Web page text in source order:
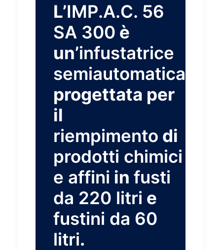
L’IMP.A.C. 56
SA 300 è
un’infustatrice
semiautomatica
progettata per
il
riempimento di
prodotti chimici
e affini in fusti
da 220 litri e
fustini da 60
litri.